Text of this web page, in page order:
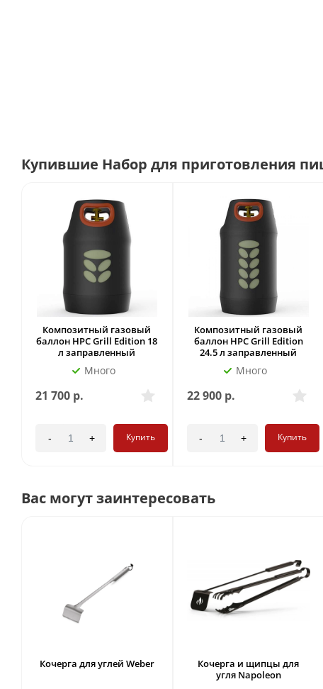
Купившие Набор для приготовления
Композитный газовый
баллон HPC Grill Edition 18
л заправленный
Много
21 700 р.
- + Купить
Композитный газовый
баллон HPC Grill Edition
24.5 л заправленный
Много
22 900р.
- + Купить
Вас могут заинтересовать
Кочерга для углей Weber
Кочерга и щипцы для
угля Napoleon